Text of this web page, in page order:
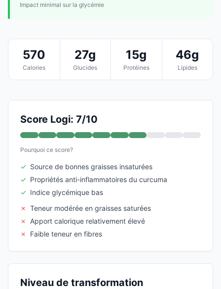
Impact minimal sur la glycémie
570
Calories
27g
Glucides
15g
Protéines
46g
Lipides
Score Logi: 7/10
Pourquoi ce score?
✓ Source de bonnes graisses insaturées
✓ Propriétés anti-inflammatoires du curcuma
✓ Indice glycémique bas
✗ Teneur modérée en graisses saturées
✗
Apport calorique relativement élevé
✗
Faible teneur en fibres
Niveau de transformation